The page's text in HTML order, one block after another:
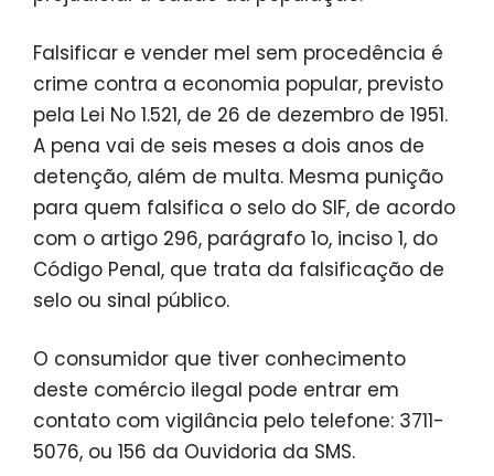
Falsificar e vender mel sem procedência é
crime contra a economia popular, previsto
pela Lei No 1.521, de 26 de dezembro de 1951.
A pena vai de seis meses a dois anos de
detenção, além de multa. Mesma punição
para quem falsifica o selo do SIF, de acordo
com o artigo 296, parágrafo 1o, inciso 1, do
Código Penal, que trata da falsificação de
selo ou sinal público.
O consumidor que tiver conhecimento
deste comércio ilegal pode entrar em
contato com vigilância pelo telefone: 3711-
5076, ou 156 da Ouvidoria da SMS.